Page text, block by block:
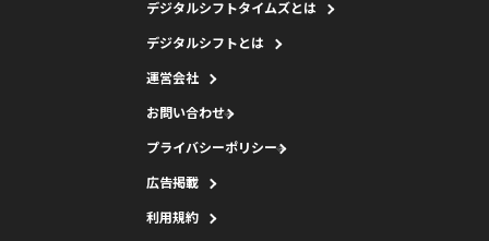
デジタルシフトタイムズとは
デジタルシフトとは
運営会社
お問い合わせ
プライバシーポリシー
広告掲載
利用規約